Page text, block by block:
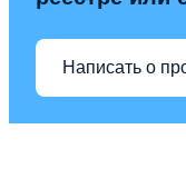
Написать о